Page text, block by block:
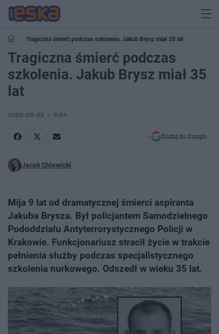
Tragiczna śmierć podczas szkolenia. Jakub Brysz miał 35 lat
Tragiczna śmierć podczas
szkolenia. Jakub Brysz miał 35
lat
2026-05-23 9:24
Dodaj do Google
Jacek Chlewicki
Mija 9 lat od dramatycznej śmierci aspiranta
Jakuba Brysza. Był policjantem Samodzielnego
Pododdziału Antyterrorystycznego Policji w
Krakowie. Funkcjonariusz stracił życie w trakcie
pełnienia służby podczas specjalistycznego
szkolenia nurkowego. Odszedł w wieku 35 lat.